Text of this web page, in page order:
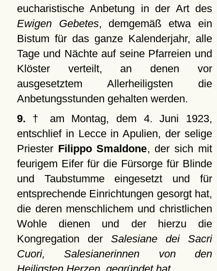
eucharistische Anbetung in der Art des
Ewigen Gebetes, demgemäß etwa ein
Bistum für das ganze Kalenderjahr, alle
Tage und Nächte auf seine Pfarreien und
Klöster verteilt, an denen vor
ausgesetztem Allerheiligsten die
Anbetungsstunden gehalten werden.
9. † am Montag, dem 4. Juni 1923,
entschlief in Lecce in Apulien, der selige
Priester Filippo Smaldone, der sich mit
feurigem Eifer für die Fürsorge für Blinde
und Taubstumme eingesetzt und für
entsprechende Einrichtungen gesorgt hat,
die deren menschlichem und christlichen
Wohle dienen und der hierzu die
Kongregation der Salesiane dei Sacri
Cuori, Salesianerinnen von den